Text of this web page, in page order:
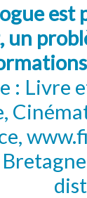
est
un
: Livre